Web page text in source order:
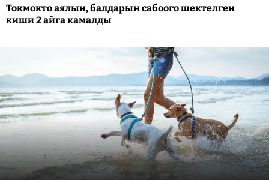
Токмокто аялын, балдарын сабоого шектелген
киши 2 айга камалды